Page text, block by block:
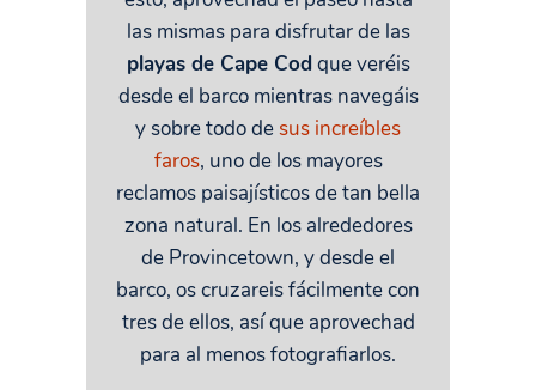
las mismas para disfrutar de las
playas de Cape Codque veréis
desde el barco mientras navegáis
y sobre todo desus increíbles
faros, uno de los mayores
reclamos paisajísticos de tan bella
zona natural. En los alrededores
de Provincetown, y desde el
barco, os cruzareis fácilmente con
tres de ellos, así que aprovechad
para al menos fotografiarlos.